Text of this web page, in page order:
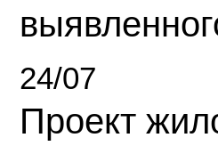
24/07
Проект